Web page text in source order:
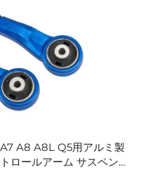
A8 A8L Q5用アルミ製
ロールアーム サスペンシ